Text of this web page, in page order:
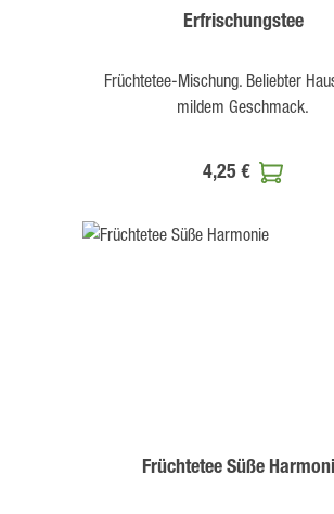
Erfrischungstee
Früchtetee-Mischung. Beliebter
mildem Geschmack.
4,25 €
Früchtetee Süße